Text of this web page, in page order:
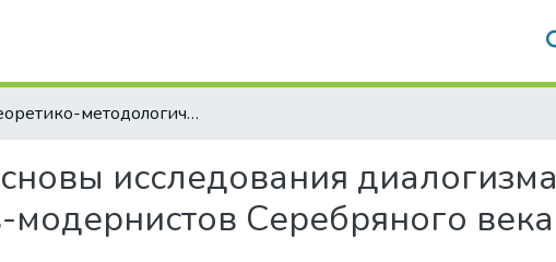
Теоретико-методологические основы исследования диалогизма литературного сознания поэтов-модернистов Серебряного века
исследования диалогизма
модернистов Серебряного века